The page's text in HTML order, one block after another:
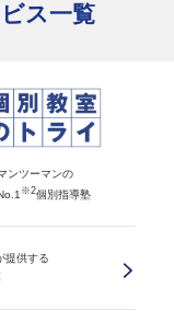
ス一覧
ンツーマンの
※2個別指導塾
提供する